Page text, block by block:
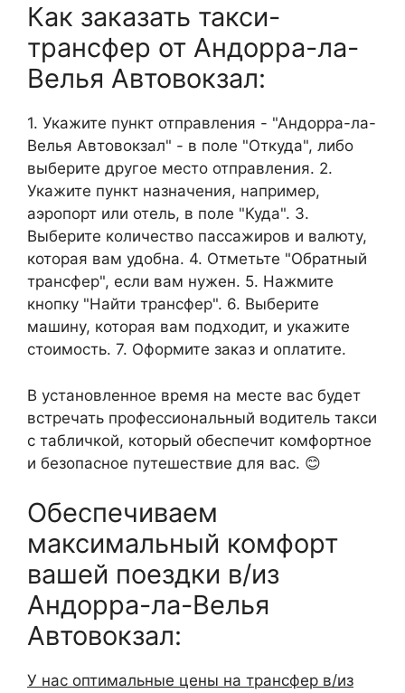
Как заказать такси-
трансфер от Андорра-ла-
Велья Автовокзал:
1. Укажите пункт отправления - "Андорра-ла-
Велья Автовокзал" - в поле "Откуда", либо
выберите другое место отправления. 2.
Укажите пункт назначения, например,
аэропорт или отель, в поле "Куда". 3.
Выберите количество пассажиров и валюту,
которая вам удобна. 4. Отметьте "Обратный
трансфер", если вам нужен. 5. Нажмите
кнопку "Найти трансфер". 6. Выберите
машину, которая вам подходит, и укажите
стоимость. 7. Оформите заказ и оплатите.
В установленное время на месте вас будет
встречать профессиональный водитель такси
с табличкой, который обеспечит комфортное
и безопасное путешествие для вас. 😊
Обеспечиваем
максимальный комфорт
вашей поездки в/из
Андорра-ла-Велья
Автовокзал:
У нас оптимальные цены на трансфер в/из